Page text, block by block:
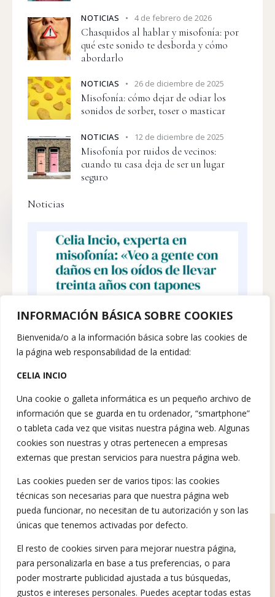
INFORMACIÓN BÁSICA SOBRE COOKIES
Bienvenida/o a la información básica sobre las cookies de
la página web responsabilidad de la entidad:
CELIA INCIO
Una cookie o galleta informática es un pequeño archivo de
información que se guarda en tu ordenador, “smartphone”
o tableta cada vez que visitas nuestra página web. Algunas
cookies son nuestras y otras pertenecen a empresas
externas que prestan servicios para nuestra página web.
Las cookies pueden ser de varios tipos: las cookies
técnicas son necesarias para que nuestra página web
pueda funcionar, no necesitan de tu autorización y son las
únicas que tenemos activadas por defecto.
El resto de cookies sirven para mejorar nuestra página,
para personalizarla en base a tus preferencias, o para
poder mostrarte publicidad ajustada a tus búsquedas,
gustos e intereses personales. Puedes aceptar todas estas
NOTICIAS 4 de febrero de 2026
Chasquidos al hablar y misofonía: por
qué este sonido te desborda y cómo
abordarlo
NOTICIAS 26 de diciembre de 2025
Misofonía: cómo dejar de odiar los
sonidos de sorber, toser o masticar
NOTICIAS 12 de diciembre de 2025
Misofonía por ruidos de vecinos:
cuando tu casa deja de ser un lugar
seguro
Noticias
Ofrecemos ayuda Psicológica.​Hablemos
Tratamiento misofonía Sobre mí Testimonios Talleres